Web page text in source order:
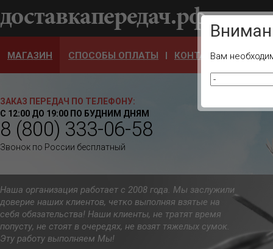
Ваш
МАГАЗИН СПОСОБЫ ОПЛАТЫ КОНТАКТЫ
ЗАКАЗ ПЕРЕДАЧ ПО ТЕЛЕФОНУ:
С 12:00 ДО 19:00 ПО БУДНИМ ДНЯМ
8 (800) 333-06-58
Звонок по России бесплатный
Наша организация работает с 2008 года. Мы заслужили
доверие наших клиентов, четко выполняя взятые на
себя обязательства! Наши клиенты, не тратят время
попусту, не стоят в очередях, не возят тяжелых сумок.
Эту работу выполняем Мы!
Вам